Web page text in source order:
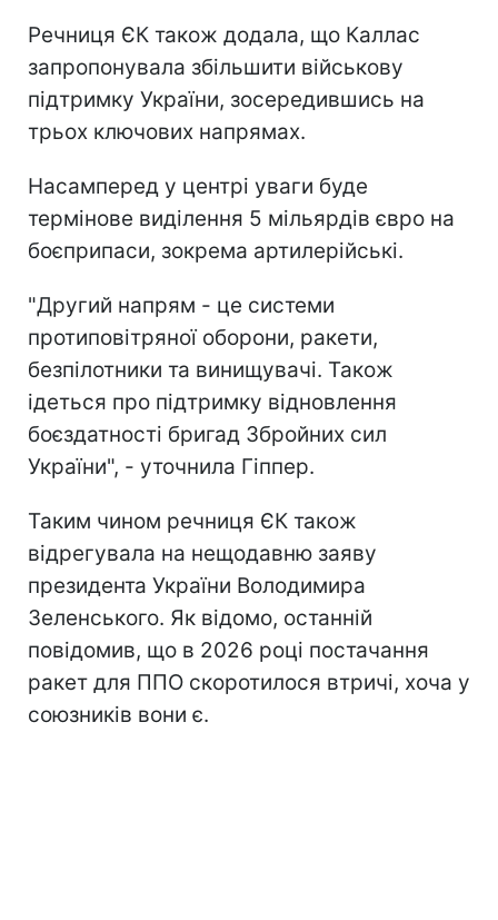
Речниця ЄК також додала, що Каллас
запропонувала збільшити військову
підтримку України, зосередившись на
трьох ключових напрямах.
Насамперед у центрі уваги буде
термінове виділення 5 мільярдів євро на
боєприпаси, зокрема артилерійські.
"Другий напрям - це системи
протиповітряної оборони, ракети,
безпілотники та винищувачі. Також
ідеться про підтримку відновлення
боєздатності бригад Збройних сил
України", - уточнила Гіппер.
Таким чином речниця ЄК також
відрегувала на нещодавню заяву
президента України Володимира
Зеленського. Як відомо, останній
повідомив, що в 2026 році постачання
ракет для ППО скоротилося втричі, хоча у
союзників вони є.